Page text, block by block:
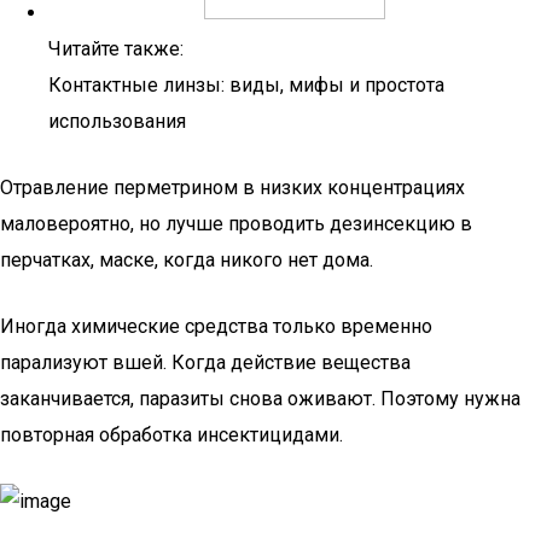
Читайте также:
Контактные линзы: виды, мифы и простота
использования
Отравление перметрином в низких концентрациях
маловероятно, но лучше проводить дезинсекцию в
перчатках, маске, когда никого нет дома.
Иногда химические средства только временно
парализуют вшей. Когда действие вещества
заканчивается, паразиты снова оживают. Поэтому нужна
повторная обработка инсектицидами.